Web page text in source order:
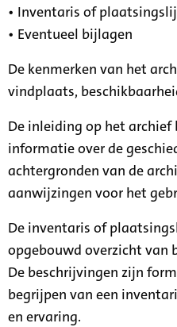
• Inventaris of
• Eventueel bijlagen
De kenmerken van het
vindplaats,
De inleiding op het
informatie over de
achtergronden van de
aanwijzingen voor het
De inventaris of
opgebouwd overzicht van
De beschrijvingen zijn
begrijpen van een
en ervaring.